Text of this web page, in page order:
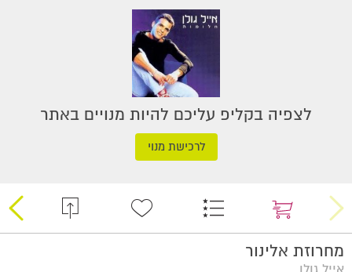
לצפיה בקליפ עליכם להיות מנויים באתר
לרכישת מנוי
מחרוזת אלינור
אייל גולן